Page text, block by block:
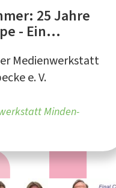
25 Jahre
- Ein
Medienwerkstatt
e. V.
Minden-